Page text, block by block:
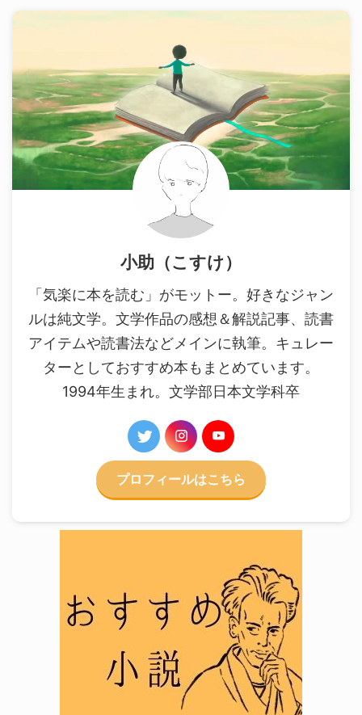
小助（こすけ）
「気楽に本を読む」がモットー。好きなジャン
ルは純文学。文学作品の感想＆解説記事、読書
アイテムや読書法などメインに執筆。キュレー
ターとしておすすめ本もまとめています。
1994年生まれ。文学部日本文学科卒
プロフィールはこちら